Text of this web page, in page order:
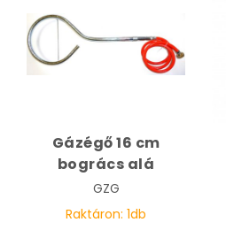
Gázégő 16 cm
bogrács alá
GZG
Raktáron: 1db